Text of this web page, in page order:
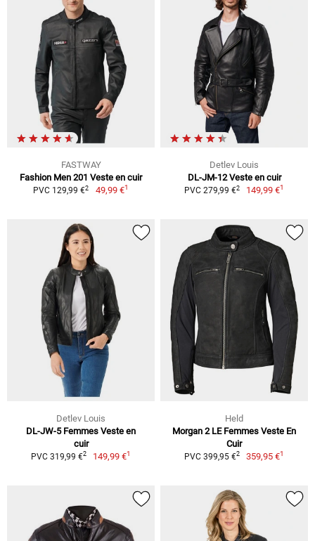
FASTWAY
Fashion Men 201 Veste en cuir
PVC 129,99 €2 49,99 €1
Detlev Louis
DL-JM-12 Veste en cuir
PVC 279,99 €2 149,99 €1
Detlev Louis
DL-JW-5 Femmes Veste en
cuir
PVC 319,99 €2 149,99 €1
Held
Morgan 2 LE Femmes Veste En
Cuir
PVC 399,95 €2 359,95 €1